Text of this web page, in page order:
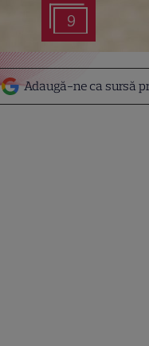
9
Adaugă-ne ca sursă